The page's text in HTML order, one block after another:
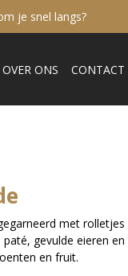
je snel langs?
OVER ONS CONTACT
met
gevulde eieren
en fruit.